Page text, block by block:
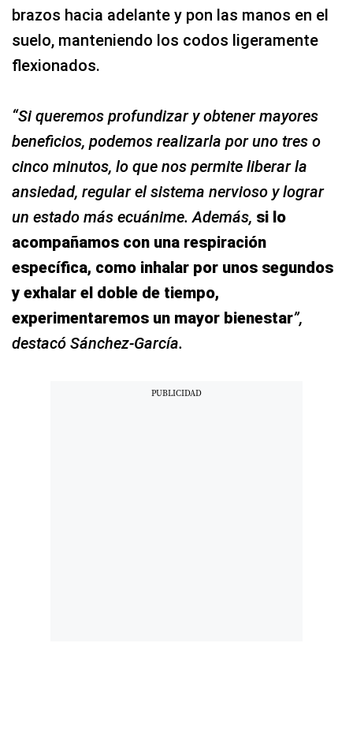
brazos hacia adelante y pon las manos en el
suelo, manteniendo los codos ligeramente
flexionados.
“Si queremos profundizar y obtener mayores
beneficios, podemos realizarla por uno tres o
cinco minutos, lo que nos permite liberar la
ansiedad, regular el sistema nervioso y lograr
un estado más ecuánime. Además, si lo
acompañamos con una respiración
específica, como inhalar por unos segundos
y exhalar el doble de tiempo,
experimentaremos un mayor bienestar”,
destacó Sánchez-García.